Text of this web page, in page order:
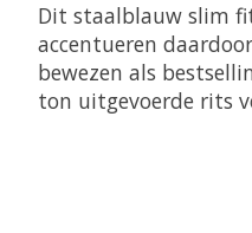
Dit staalblauw slim
accentueren
bewezen als
ton uitgevoerde rits